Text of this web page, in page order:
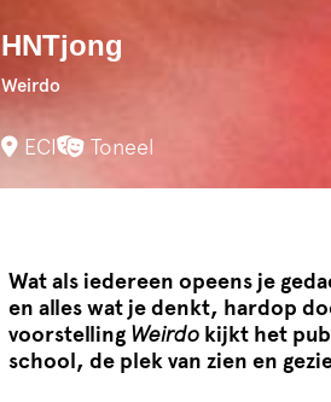
HNTjong
Weirdo
ECI Toneel
Wat als iedereen opeens je
en alles wat je denkt, hardop
voorstelling Weirdo kijkt het
school, de plek van zien en